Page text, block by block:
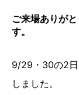
ご来場ありが
す。
9/29・30の2日
しました。